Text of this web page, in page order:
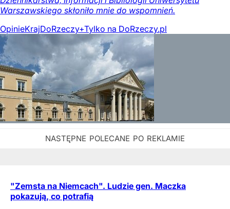
Warszawskiego skłoniło mnie do wspomnień.
OpinieKrajDoRzeczy+Tylko na DoRzeczy.pl
"Zemsta na Niemcach". Ludzie gen. Maczka
pokazują, co potrafią